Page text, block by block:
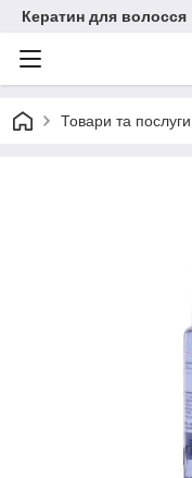
Кератин для волосся
Товари та послуги